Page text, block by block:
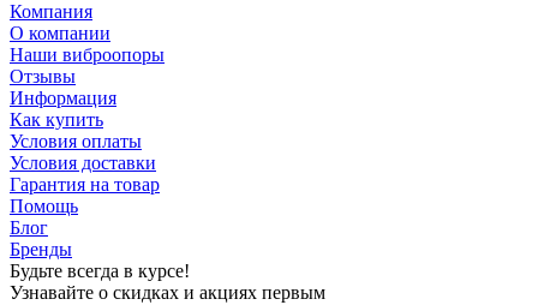
Компания
О компании
Наши виброопоры
Отзывы
Информация
Как купить
Условия оплаты
Условия доставки
Гарантия на товар
Помощь
Блог
Бренды
Будьте всегда в курсе!
Узнавайте о скидках и акциях первым